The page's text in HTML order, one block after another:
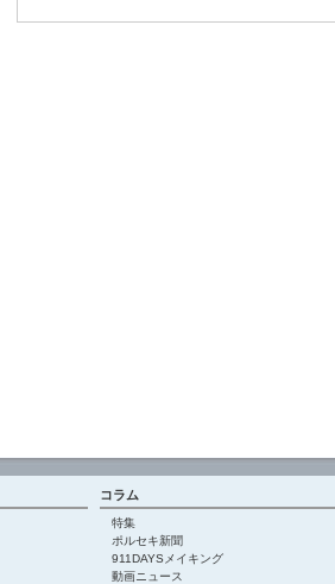
コラム
特集
ポルセキ新聞
911DAYSメイキング
動画ニュース